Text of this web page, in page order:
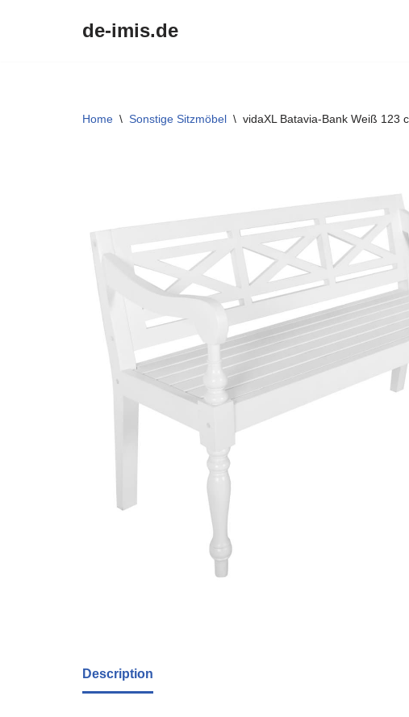
de-imis.de
Home \ Sonstige Sitzmöbel \ vidaXL Batavia-Bank Weiß 123
Description